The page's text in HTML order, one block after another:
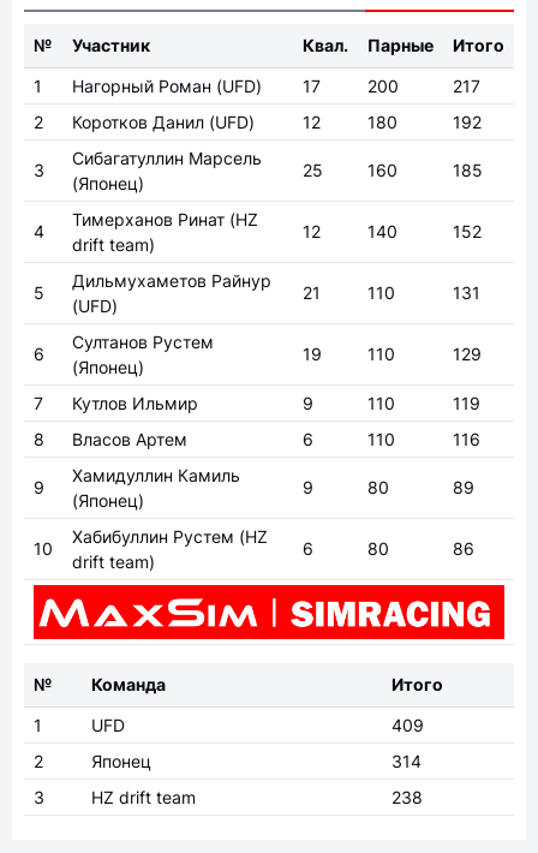
№ Участник Квал. Парные
Итого
1
Нагорный Роман (UFD) 17 200
217
2
Коротков Данил (UFD) 12 180 192
3
Сибагатуллин Марсель
(Японец)
25 160 185
4
Тимерханов Ринат (HZ
drift team)
12 140 152
5
Дильмухаметов Райнур
(UFD)
21 110 131
6
Султанов Рустем
(Японец)
19 110 129
7 Кутлов Ильмир 9 110
119
8
Власов Артем 6 110 116
9
Хамидуллин Камиль
(Японец)
9 80 89
10
Хабибуллин Рустем (HZ
drift team)
6 80 86
№ Команда
Итого
1
UFD
409
2
Японец
314
3
HZ drift team 238